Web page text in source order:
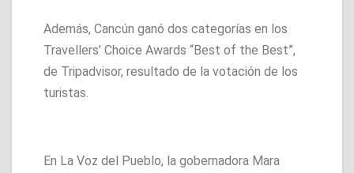
Además, Cancún ganó dos categorías en los
Travellers’ Choice Awards “Best of the Best”,
de Tripadvisor, resultado de la votación de los
turistas.
En La Voz del Pueblo, la gobernadora Mara